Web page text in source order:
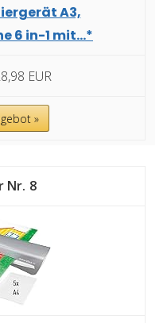
A3,
6 in-1 mit...*
EUR
»
8